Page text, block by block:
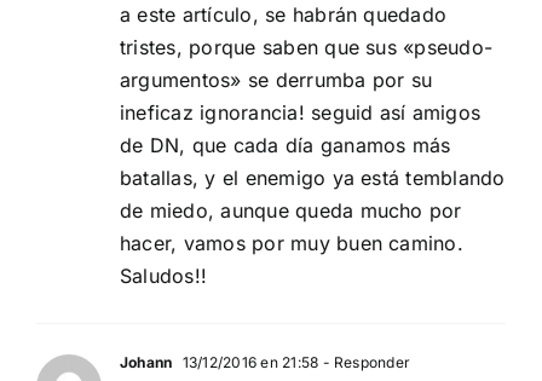
a este artículo, se habrán quedado
tristes, porque saben que sus «pseudo-
argumentos» se derrumba por su
ineficaz ignorancia! seguid así amigos
de DN, que cada día ganamos más
batallas, y el enemigo ya está temblando
de miedo, aunque queda mucho por
hacer, vamos por muy buen camino.
Saludos!!
Johann 13/12/2016 en 21:58 - Responder